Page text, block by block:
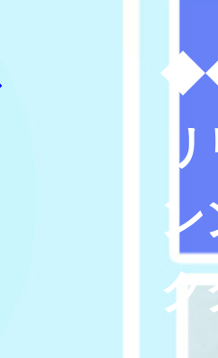
◆
リ
ン
ク